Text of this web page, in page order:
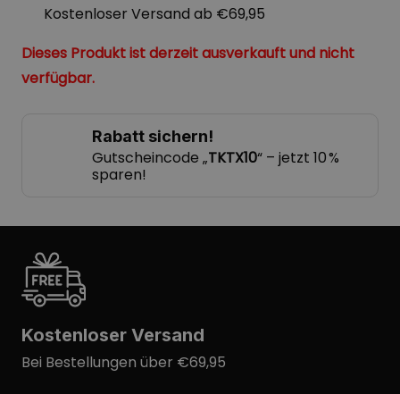
Kostenloser Versand ab €69,95
Dieses Produkt ist derzeit ausverkauft und nicht
verfügbar.
Rabatt sichern!
Gutscheincode „TKTX10“ – jetzt 10 %
sparen!
Kostenloser Versand
Bei Bestellungen über €69,95